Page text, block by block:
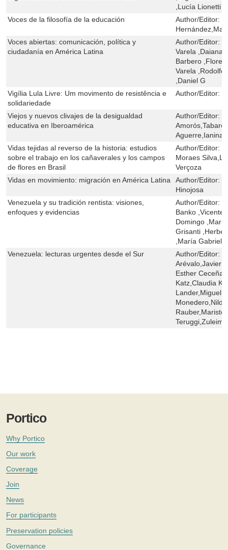
,Lucía Lionetti
Voces de la filosofía de la educación
Author/Editor:
Voces abiertas: comunicación, política y
ciudadanía en América Latina
Author/Editor:
Varela ,Daiana
Barbero
Varela ,Rodolfo
,Daniel G
Vigília Lula Livre: Um movimento de resistência e
solidariedade
Author/Editor:
Viejos y nuevos clivajes de la desigualdad
educativa en Iberoamérica
Author/Editor:
Amorós,Tabaré
Aguerre,Ianina
Vidas tejidas al reverso de la historia: estudios
sobre el trabajo en los cañaverales y los campos
de flores en Brasil
Author/Editor:
Moraes
Verçoza
Vidas en movimiento: migración en América Latina
Author/Editor:
Hinojosa
Venezuela y su tradición rentista: visiones,
enfoques y evidencias
Author/Editor:
Banko ,Vicente
Domingo
Grisanti
,María
Venezuela: lecturas urgentes desde el Sur
Author/Editor:
Arévalo,Javier
Esther
Katz,Claudia
Lander,Miguel
Portico
Why Portico
Our work
Coverage
Join
News
For participants
Preservation policies
Governance